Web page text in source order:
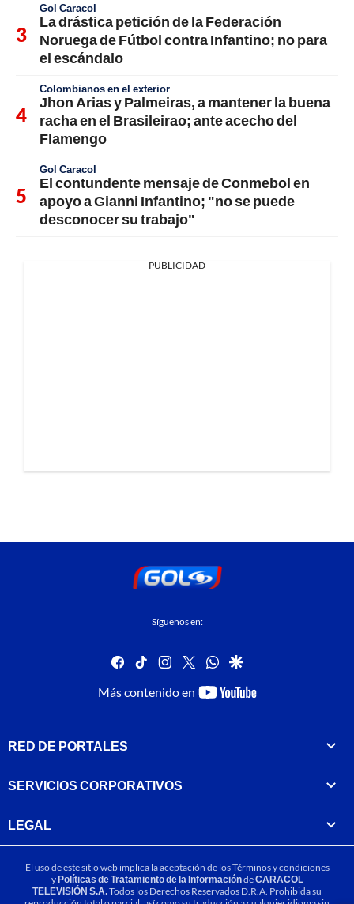
Gol Caracol
La drástica petición de la Federación
Noruega de Fútbol contra Infantino; no para
el escándalo
Colombianos en el exterior
Jhon Arias y Palmeiras, a mantener la buena
racha en el Brasileirao; ante acecho del
Flamengo
Gol Caracol
El contundente mensaje de Conmebol en
apoyo a Gianni Infantino; "no se puede
desconocer su trabajo"
PUBLICIDAD
Síguenos en:
facebook
tiktok instagram
twitterwhatsapp
google
Más contenido en
youtube-
RED DE PORTALES
SERVICIOS CORPORATIVOS
LEGAL
El uso de este sitio web implica la aceptación de losTérminos y condiciones
yPolíticas de Tratamiento de la InformacióndeCARACOL
TELEVISIÓN S.A.Todos los Derechos Reservados D.R.A. Prohibida su